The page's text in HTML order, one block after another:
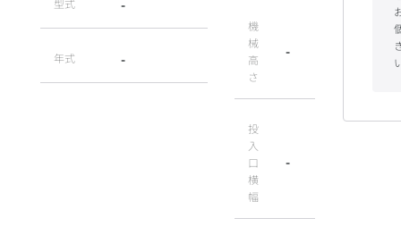
型式 -
年式 -
機
械
高
さ
-
投
入
口
横
幅
-